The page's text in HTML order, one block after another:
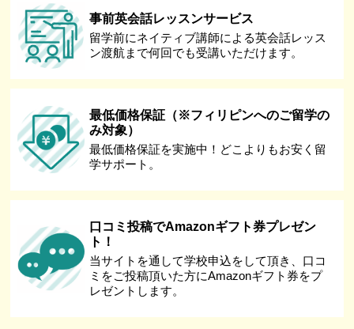
事前英会話レッスンサービス
留学前にネイティブ講師による英会話レッス
ン渡航まで何回でも受講いただけます。
最低価格保証（※フィリピンへのご留学の
み対象）
最低価格保証を実施中！どこよりもお安く留
学サポート。
口コミ投稿でAmazonギフト券プレゼン
ト！
当サイトを通して学校申込をして頂き、口コ
ミをご投稿頂いた方にAmazonギフト券をプ
レゼントします。